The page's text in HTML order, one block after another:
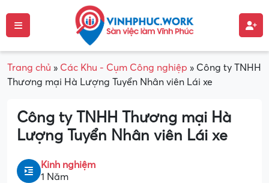
Trang chủ » Các Khu - Cụm Công nghiệp » Công ty TNHH
Thương mại Hà Lượng Tuyển Nhân viên Lái xe
Công ty TNHH Thương mại Hà
Lượng Tuyển Nhân viên Lái xe
Kinh nghiệm
1 Năm